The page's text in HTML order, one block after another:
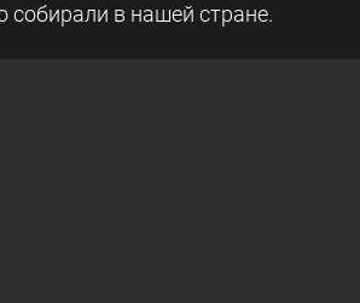
собирали в нашей стране.